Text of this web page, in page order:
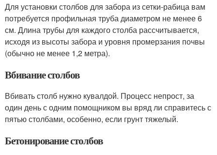
Для установки столбов для забора из сетки-рабица вам
потребуется профильная труба диаметром не менее 6
см. Длина трубы для каждого столба рассчитывается,
исходя из высоты забора и уровня промерзания почвы
(обычно не менее 1,2 метра).
Вбивание столбов
Вбивать столб нужно кувалдой. Процесс непрост, за
один день с одним помощником вы вряд ли справитесь с
пятью столбами, особенно, если грунт тяжелый.
Бетонирование столбов